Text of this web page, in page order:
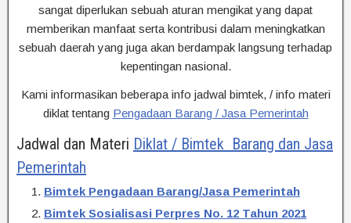
sangat diperlukan sebuah aturan mengikat yang dapat
memberikan manfaat serta kontribusi dalam meningkatkan
sebuah daerah yang juga akan berdampak langsung terhadap
kepentingan nasional.
Kami informasikan beberapa info jadwal bimtek, / info materi
diklat tentang Pengadaan Barang / Jasa Pemerintah
Jadwal dan Materi Diklat / Bimtek Barang dan Jasa
Pemerintah
Bimtek Pengadaan Barang/Jasa Pemerintah
Bimtek Sosialisasi Perpres No. 12 Tahun 2021